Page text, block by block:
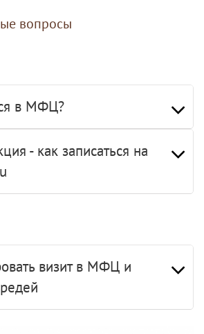
вопросы
в МФЦ?
- как записаться на
визит в МФЦ и